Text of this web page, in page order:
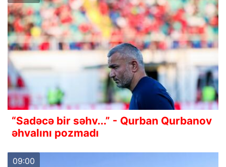
“Sadəcə bir səhv...” - Qurban Qurbanov
əhvalını pozmadı
09:00